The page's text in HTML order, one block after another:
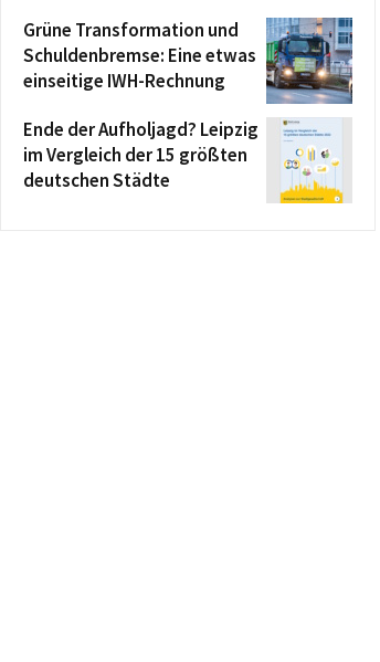
Grüne Transformation und
Schuldenbremse: Eine etwas
einseitige IWH-Rechnung
Ende der Aufholjagd? Leipzig
im Vergleich der 15 größten
deutschen Städte